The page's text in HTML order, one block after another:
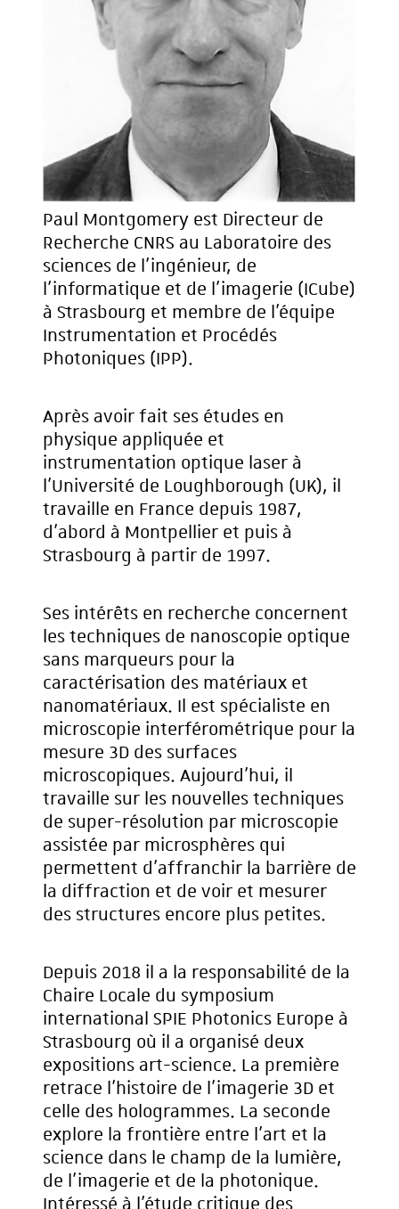
Paul Montgomery est Directeur de
Recherche CNRS au Laboratoire des
sciences de l’ingénieur, de
l’informatique et de l’imagerie (ICube)
à Strasbourg et membre de l’équipe
Instrumentation et Procédés
Photoniques (IPP).
Après avoir fait ses études en
physique appliquée et
instrumentation optique laser à
l’Université de Loughborough (UK), il
travaille en France depuis 1987,
d’abord à Montpellier et puis à
Strasbourg à partir de 1997.
Ses intérêts en recherche concernent
les techniques de nanoscopie optique
sans marqueurs pour la
caractérisation des matériaux et
nanomatériaux. Il est spécialiste en
microscopie interférométrique pour la
mesure 3D des surfaces
microscopiques. Aujourd’hui, il
travaille sur les nouvelles techniques
de super-résolution par microscopie
assistée par microsphères qui
permettent d’affranchir la barrière de
la diffraction et de voir et mesurer
des structures encore plus petites.
Depuis 2018 il a la responsabilité de la
Chaire Locale du symposium
international SPIE Photonics Europe à
Strasbourg où il a organisé deux
expositions art-science. La première
retrace l’histoire de l’imagerie 3D et
celle des hologrammes. La seconde
explore la frontière entre l’art et la
science dans le champ de la lumière,
de l’imagerie et de la photonique.
Intéressé à l’étude critique des